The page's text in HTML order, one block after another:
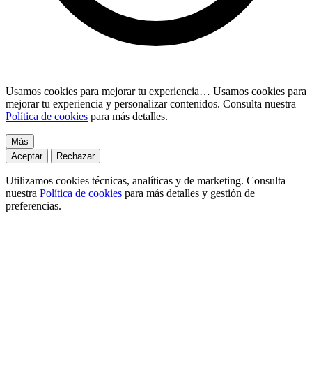
Usamos cookies para mejorar tu experiencia… Usamos cookies para
mejorar tu experiencia y personalizar contenidos. Consulta nuestra
Política de cookies para más detalles.
Más
Aceptar
Rechazar
Utilizamos cookies técnicas, analíticas y de marketing. Consulta
nuestra Política de cookies para más detalles y gestión de
preferencias.